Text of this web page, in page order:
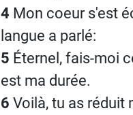
4 Mon coeur s'est
langue a parlé:
5 Éternel, fais-moi
est ma durée.
6 Voilà, tu as réduit